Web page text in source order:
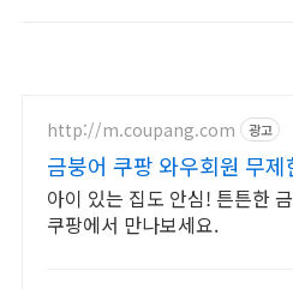
http://m.coupang.com 광고
금붕어 쿠팡 와우회원 무제
료배송
아이 있는 집도 안심! 튼튼한
쿠팡에서 만나보세요.